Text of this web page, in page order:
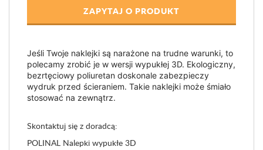
ZAPYTAJ O PRODUKT
Jeśli Twoje naklejki są narażone na trudne warunki, to
polecamy zrobić je w wersji wypukłej 3D. Ekologiczny,
bezrtęciowy poliuretan doskonale zabezpieczy
wydruk przed ścieraniem. Takie naklejki może śmiało
stosować na zewnątrz.
Skontaktuj się z doradcą:
POLINAL Nalepki wypukłe 3D